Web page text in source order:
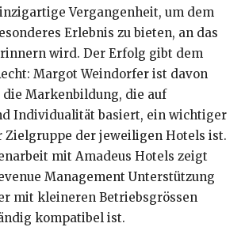
Vergangenheit, um dem
Erlebnis zu bieten, an das
wird. Der Erfolg gibt dem
Margot Weindorfer ist davon
die Markenbildung, die auf
Individualität basiert, ein wichtiger
Zielgruppe der jeweiligen Hotels ist.
mit Amadeus Hotels zeigt
Management Unterstützung
mit kleineren Betriebsgrössen
kompatibel ist.